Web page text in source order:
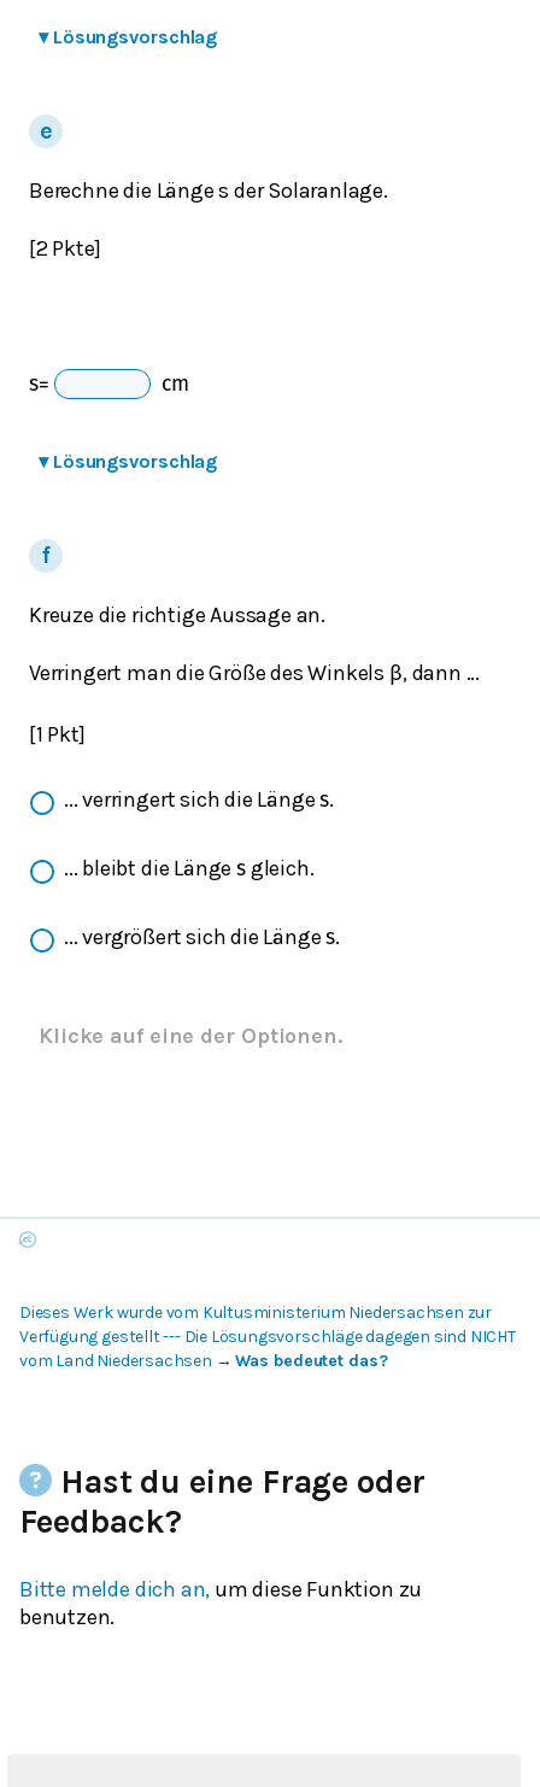
▾ Lösungsvorschlag
Berechne die Länge s der Solaranlage.
[2 Pkte]
s= cm
▾ Lösungsvorschlag
Kreuze die richtige Aussage an.
Verringert man die Größe des Winkels β, dann ...
[1 Pkt]
... verringert sich die Länges.
... bleibt die Länge sgleich.
... vergrößert sich die Länges.
Klicke auf eine der Optionen.
Dieses Werk wurde vom Kultusministerium Niedersachsen zur
Verfügung gestellt --- Die Lösungsvorschläge dagegen sind NICHT
vom Land Niedersachsen →Was bedeutet das?
Hast du eine Frage oder
Feedback?
Bitte melde dich an, um diese Funktion zu
benutzen.